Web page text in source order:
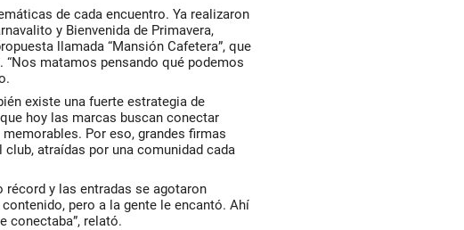
de cada encuentro. Ya realizaron
y Bienvenida de Primavera,
llamada “Mansión Cafetera”, que
matamos pensando qué podemos
existe una fuerte estrategia de
hoy las marcas buscan conectar
Por eso, grandes firmas
atraídas por una comunidad cada
y las entradas se agotaron
pero a la gente le encantó. Ahí
conectaba”, relató.